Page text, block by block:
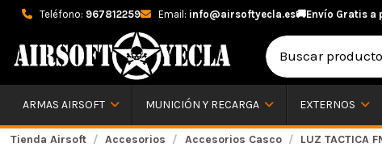
Teléfono: 967812259 Email: info@airsoftyecla.es🚚Envío Gratis a
ARMAS AIRSOFT MUNICIÓN Y RECARGA EXTERNOS
Tienda Airsoft Accesorios Accesorios Casco LUZ TACTICA